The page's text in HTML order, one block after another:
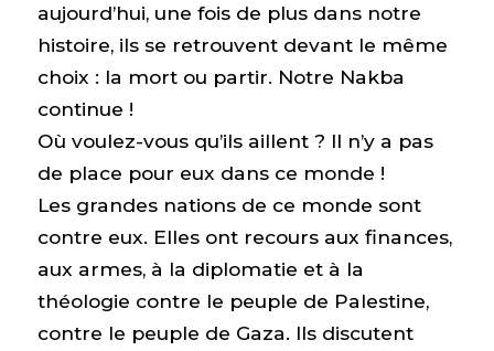
aujourd’hui, une fois de plus dans notre
histoire, ils se retrouvent devant le même
choix : la mort ou partir. Notre Nakba
continue !
Où voulez-vous qu’ils aillent ? Il n’y a pas
de place pour eux dans ce monde !
Les grandes nations de ce monde sont
contre eux. Elles ont recours aux finances,
aux armes, à la diplomatie et à la
théologie contre le peuple de Palestine,
contre le peuple de Gaza. Ils discutent